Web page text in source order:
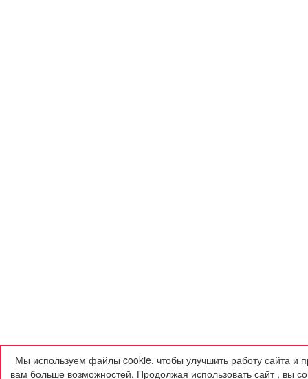
Мы используем файлы cookie, чтобы улучшить работу сайта и
вам больше возможностей. Продолжая использовать сайт , вы